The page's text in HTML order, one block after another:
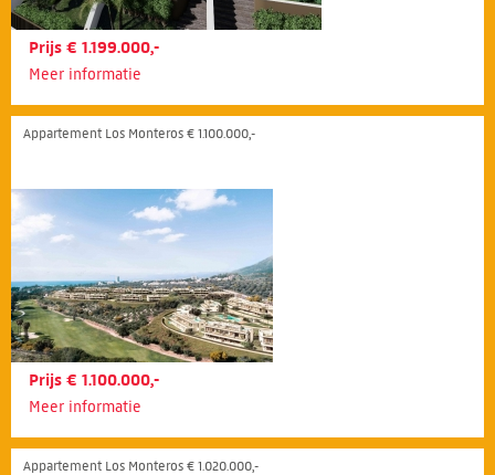
Prijs € 1.199.000,-
Meer informatie
Appartement Los Monteros € 1.100.000,-
Prijs € 1.100.000,-
Meer informatie
Appartement Los Monteros € 1.020.000,-